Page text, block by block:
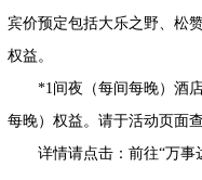
宾价预定包括大乐之野、松
权益。
*1间夜（每间每晚）酒店
每晚）权益。请于活动页面
详情请点击：前往“万事达